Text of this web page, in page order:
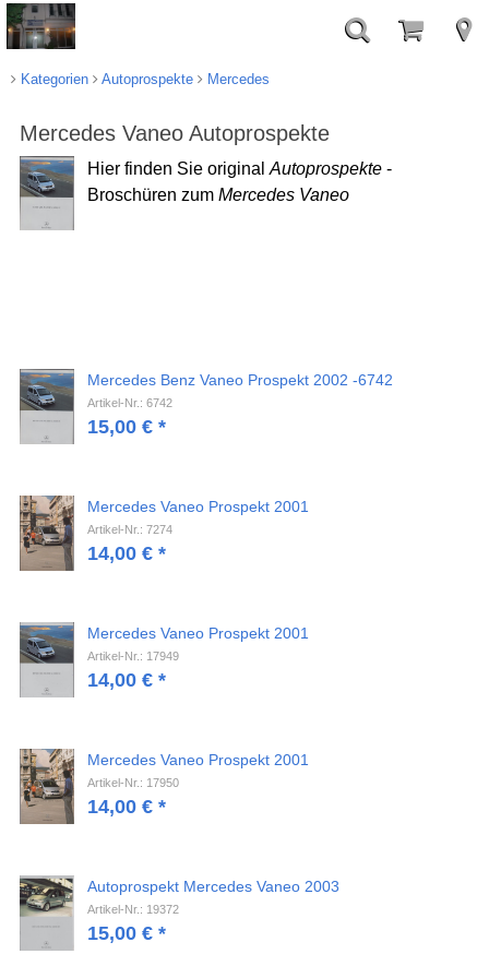
Kategorien Autoprospekte Mercedes
Mercedes Vaneo Autoprospekte
Hier finden Sie original Autoprospekte -
Broschüren zum Mercedes Vaneo
Mercedes Benz Vaneo Prospekt 2002 -6742
Artikel-Nr.: 6742
15,00 €*
Mercedes Vaneo Prospekt 2001
Artikel-Nr.: 7274
14,00 €*
Mercedes Vaneo Prospekt 2001
Artikel-Nr.: 17949
14,00 €*
Mercedes Vaneo Prospekt 2001
Artikel-Nr.: 17950
14,00 €*
Autoprospekt Mercedes Vaneo 2003
Artikel-Nr.: 19372
15,00 €*